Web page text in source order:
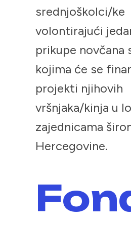
srednjoškolci/ke
volontirajući
prikupe novčana
kojima će se
projekti njihovih
vršnjaka/kinja u
zajednicama
Hercegovine.